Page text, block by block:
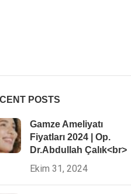
POSTS
Gamze Ameliyatı
Fiyatları 2024 | Op.
Dr.Abdullah Çalık<br>
Ekim 31, 2024